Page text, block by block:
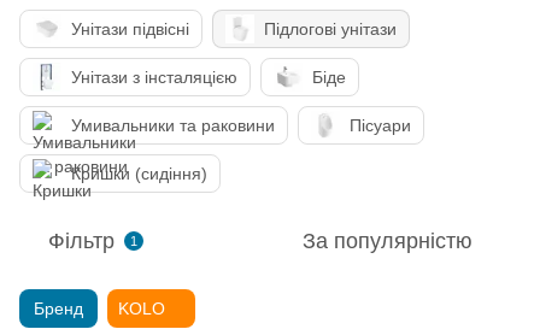
Унітази підвісні Підлогові унітази
Унітази з інсталяцією Біде
Умивальники та раковини Пісуари
Кришки (сидіння)
Фільтр 1 За популярністю
Бренд KOLO